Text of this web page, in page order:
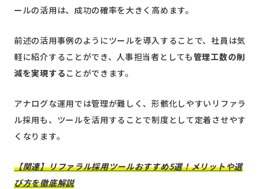
ールの活用は、成功の確率を大きく高めます。
前述の活用事例のようにツールを導入することで、社員は気
軽に紹介することができ、人事担当者としても管理工数の削
減を実現することができます。
アナログな運用では管理が難しく、形骸化しやすいリファラ
ル採用も、ツールを活用することで制度として定着させやす
くなります。
【関連】リファラル採用ツールおすすめ5選！メリットや選
び方を徹底解説